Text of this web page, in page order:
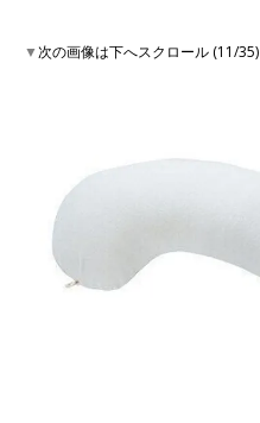
▼次の画像は下へスクロール (11/35)